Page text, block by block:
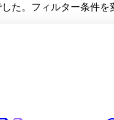
た。フィルター条件を